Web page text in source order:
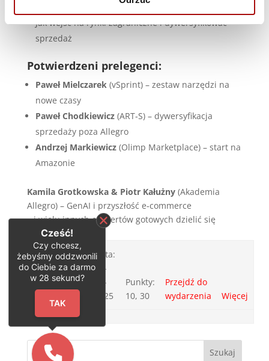
Jak wejść na rynki zagraniczne i dywersyfikować
sprzedaż
Potwierdzeni prelegenci:
Paweł Mielczarek(vSprint) – zestaw narzędzi na
nowe czasy
Paweł Chodkiewicz(ART‑S) – dywersyfikacja
sprzedaży poza Allegro
Andrzej Markiewicz(Olimp Marketplace) – start na
Amazonie
Kamila Grotkowska & Piotr Kałużny(Akademia
Allegro) – GenAI i przyszłość e‑commerce
…i wielu innych ekspertów gotowych dzielić się
praktyczną wiedzą.
V Event
OLIMP
Marketplace
Data:
24-
09-
2025
Punkty:
10, 30
Przejdź do
wydarzenia
Więcej
Cześć!
Czy chcesz,
żebyśmy oddzwonili
do Ciebie za darmo
w 28 sekund?
TAK